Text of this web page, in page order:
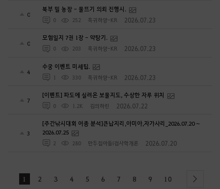
0
북부 밀 농장 - 물뜨기 의뢰 진행시.
0 252 흑귀하양-KR 2026.07.23
0
모험일지 7권 1장 - 약탕기.
0 203 흑귀하양-KR 2026.07.23
4
수궁 이벤트 미세팁.
1 330 흑귀하양-KR 2026.07.23
7
[이벤트] 파도에 실려온 보물지도, 수상한 자루 위치
0 1.2K 김의하린 2026.07.22
3
[주간낚시대회 어종 분석]큰납지리,아미아,자가사리_2026.07.20 ~
2026.07.25
2 280 만두집아들I검사학개론 2026.07.20
1 2 3 4 5 6 7 8 9 10 next